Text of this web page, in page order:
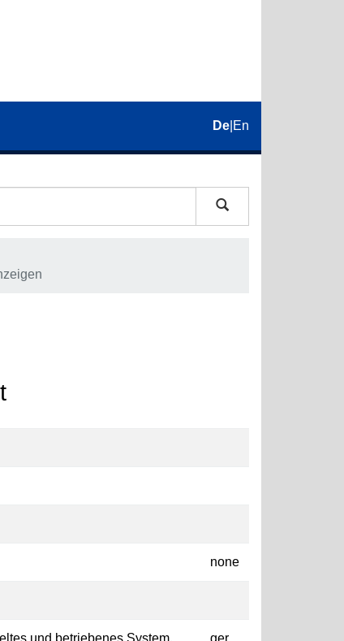
De En
none
und betriebenes System,
ger